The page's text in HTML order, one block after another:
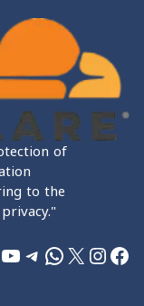
of
to the
فيسبوك
إنستجرام
إكس